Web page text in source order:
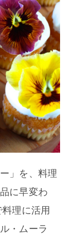
」を、料理
に早変わ
理に活用
・ムーラ